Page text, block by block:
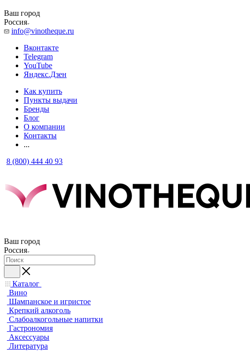
Ваш город
Россия
info@vinotheque.ru
Вконтакте
Telegram
YouTube
Яндекс.Дзен
Как купить
Пункты выдачи
Бренды
Блог
О компании
Контакты
...
8 (800) 444 40 93
Ваш город
Россия
Каталог
Вино
Шампанское и игристое
Крепкий алкоголь
Слабоалкогольные напитки
Гастрономия
Аксессуары
Литература